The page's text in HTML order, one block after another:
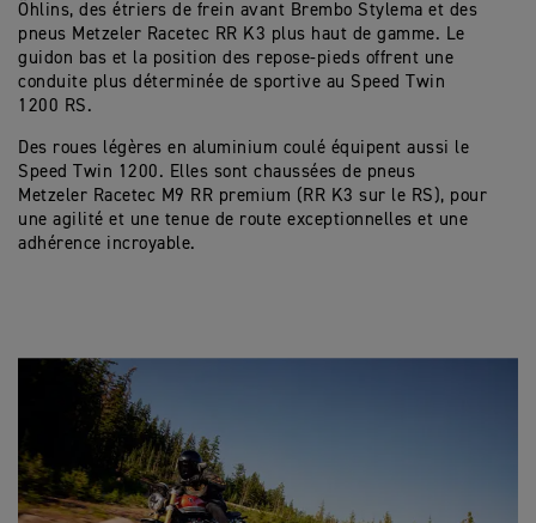
Öhlins, des étriers de frein avant Brembo Stylema et des
pneus Metzeler Racetec RR K3 plus haut de gamme. Le
guidon bas et la position des repose-pieds offrent une
conduite plus déterminée de sportive au Speed Twin
1200 RS.
Des roues légères en aluminium coulé équipent aussi le
Speed Twin 1200. Elles sont chaussées de pneus
Metzeler Racetec M9 RR premium (RR K3 sur le RS), pour
une agilité et une tenue de route exceptionnelles et une
adhérence incroyable.